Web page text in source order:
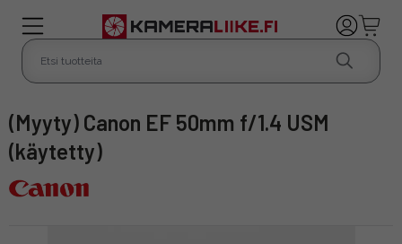
(Myyty) Canon EF 50mm f/1.4 USM
(käytetty)